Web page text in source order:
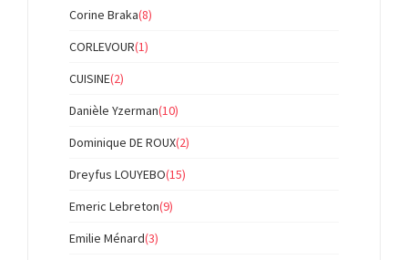
Corine Braka(8)
CORLEVOUR(1)
CUISINE(2)
Danièle Yzerman(10)
Dominique DE ROUX(2)
Dreyfus LOUYEBO(15)
Emeric Lebreton(9)
Emilie Ménard(3)